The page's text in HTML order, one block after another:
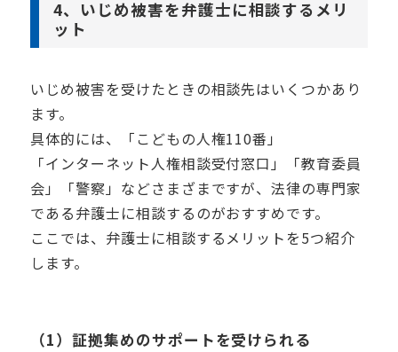
4、いじめ被害を弁護士に相談するメリ
ット
いじめ被害を受けたときの相談先はいくつかあり
ます。
具体的には、「こどもの人権110番」
「インターネット人権相談受付窓口」「教育委員
会」「警察」などさまざまですが、法律の専門家
である弁護士に相談するのがおすすめです。
ここでは、弁護士に相談するメリットを5つ紹介
します。
（1）証拠集めのサポートを受けられる